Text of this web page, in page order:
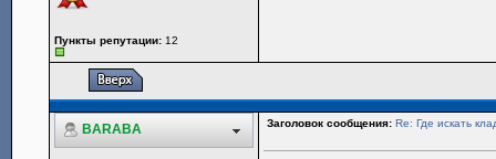
Пункты репутации: 12
BARABA Заголовок сообщения: Re: Где искать